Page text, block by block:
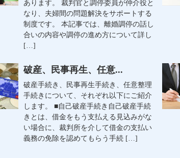
あります。 裁判官と調停委員が仲介役と
なり、夫婦間の問題解決をサポートする
制度です。 本記事では、離婚調停の話し
合いの内容や調停の進め方について詳し
[…]
破産、民事再生、任意...
破産手続き、民事再生手続き、任意整理
手続きについて、それぞれ以下にご紹介
します。 ■自己破産手続き自己破産手続
きとは、借金をもう支払える見込みがな
い場合に、裁判所を介して借金の支払い
義務の免除を認めてもらう手続 […]